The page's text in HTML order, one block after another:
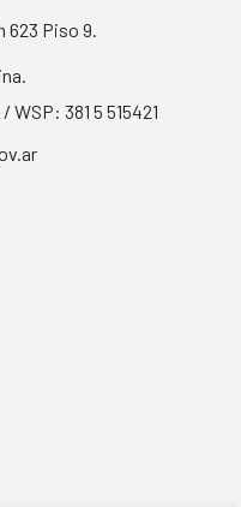
623 Piso 9.
WSP: 381 5 515421